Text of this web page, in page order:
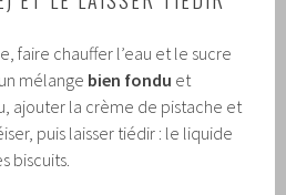
faire chauffer l’eau et le sucre
mélange bien fondu et
ajouter la crème de pistache et
puis laisser tiédir : le liquide
biscuits.